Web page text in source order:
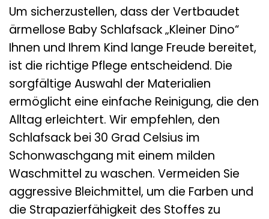
Um sicherzustellen, dass der Vertbaudet
ärmellose Baby Schlafsack „Kleiner Dino“
Ihnen und Ihrem Kind lange Freude bereitet,
ist die richtige Pflege entscheidend. Die
sorgfältige Auswahl der Materialien
ermöglicht eine einfache Reinigung, die den
Alltag erleichtert. Wir empfehlen, den
Schlafsack bei 30 Grad Celsius im
Schonwaschgang mit einem milden
Waschmittel zu waschen. Vermeiden Sie
aggressive Bleichmittel, um die Farben und
die Strapazierfähigkeit des Stoffes zu